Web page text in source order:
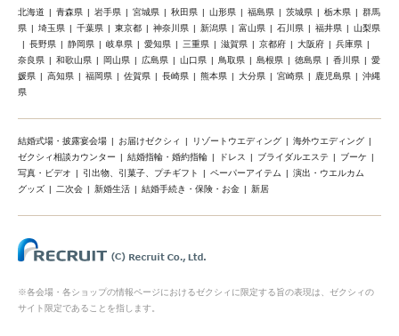
北海道 青森県 岩手県 宮城県 秋田県 山形県 福島県 茨城県 栃木県
群馬
県
埼玉県 千葉県 東京都 神奈川県 新潟県 富山県 石川県 福井県
山梨県
長野県
静岡県 岐阜県 愛知県 三重県 滋賀県 京都府 大阪府
兵庫県
奈良県
和歌山県 岡山県 広島県 山口県 鳥取県 島根県 徳島県 香川県
愛
媛県
高知県 福岡県 佐賀県 長崎県 熊本県 大分県 宮崎県 鹿児島県
沖縄
県
結婚式場・披露宴会場 お届けゼクシィ リゾートウエディング
海外ウエディング
ゼクシィ相談カウンター
結婚指輪・婚約指輪 ドレス ブライダルエステ
ブーケ
写真・ビデオ
引出物、引菓子、プチギフト ペーパーアイテム
演出・ウエルカム
グッズ
二次会 新婚生活 結婚手続き・保険・お金 新居
※各会場・各ショップの情報ページにおけるゼクシィに限定する旨の表現は、ゼクシィの
サイト限定であることを指します。